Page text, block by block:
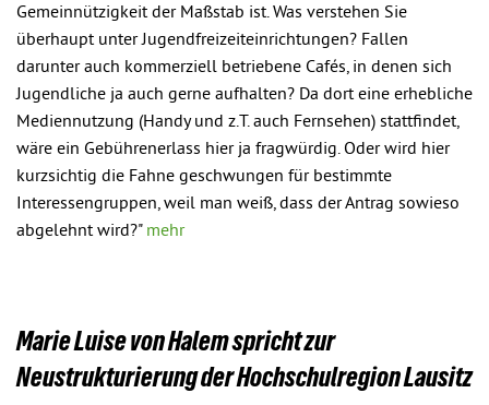
Gemeinnützigkeit der Maßstab ist. Was verstehen Sie
überhaupt unter Jugendfreizeiteinrichtungen? Fallen
darunter auch kommerziell betriebene Cafés, in denen sich
Jugendliche ja auch gerne aufhalten? Da dort eine erhebliche
Mediennutzung (Handy und z.T. auch Fernsehen) stattfindet,
wäre ein Gebührenerlass hier ja fragwürdig. Oder wird hier
kurzsichtig die Fahne geschwungen für bestimmte
Interessengruppen, weil man weiß, dass der Antrag sowieso
abgelehnt wird?" mehr
Marie Luise von Halem spricht zur
Neustrukturierung der Hochschulregion Lausitz